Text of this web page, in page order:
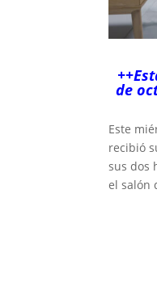
de
Este
recibió
sus dos
el salón